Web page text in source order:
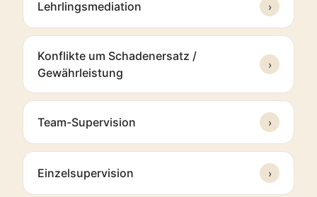
Lehrlingsmediation ›
Konflikte um Schadenersatz /
Gewährleistung
›
Team-Supervision ›
Einzelsupervision ›